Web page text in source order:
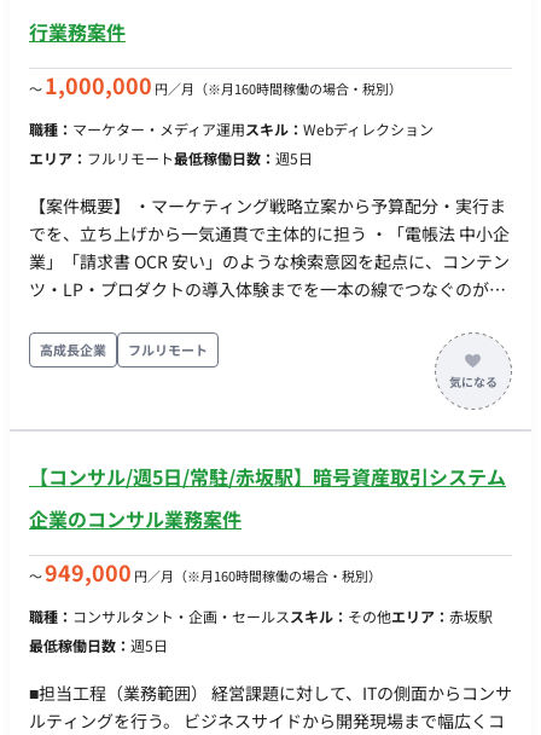
策の数値分析、日々のアクセス解析、レポート作成などの細か
い実務全般 【稼働日数】週20-25時間程度（月100時間以上）
【リモート日数】フルリモート 【場所】フルリモート（全国ど
こからでも可） 【勤務時間】柔軟に相談可能 【備考】 時給精
算で問題ない方 アダルトに抵抗ない方 自己PCで問題ない方
行業務案件
〜1,000,000 円／月 （※月160時間稼働の場合・税別）
職種： マーケター・メディア運用スキル： Webディレクション
エリア： フルリモート最低稼働日数： 週5日
【案件概要】 ・マーケティング戦略立案から予算配分・実行ま
でを、立ち上げから一気通貫で主体的に担う ・「電帳法 中小企
業」「請求書 OCR 安い」のような検索意図を起点に、コンテン
ツ・LP・プロダクトの導入体験までを一本の線でつなぐのが中
に振り向ける 【作業内容】 ・マーケティング戦略の立案と、年
間／四半期単位の投資計画策定 ・配分された予算をもとにした
チャネルポートフォリオ設計（SEO・コンテンツ・有償広告・
SNS・PR・パートナーシップ等）と KPI 設定 ・検索意図起点で
LP・コピーの初稿量産と、編集・ジャッジ ・「月額固定費ゼロ
から始められる」という独自の強みを、競合比較・検索流入を
プレイ・SNS 広告 等）の戦略立案・実行・運用最適化 ・ファネ
プロダクトチーム・デザイナーと連携した、LP とプロダクト体
験の整合性確保
高成長企業 フルリモート
【コンサル/週5日/常駐/赤坂駅】暗号資産取引システム
企業のコンサル業務案件
〜949,000 円／月 （※月160時間稼働の場合・税別）
職種： コンサルタント・企画・セールススキル： その他エリア： 赤坂駅
最低稼働日数： 週5日
■担当工程（業務範囲） 経営課題に対して、ITの側面からコンサ
ルティングを行う。 ビジネスサイドから開発現場まで幅広くコ